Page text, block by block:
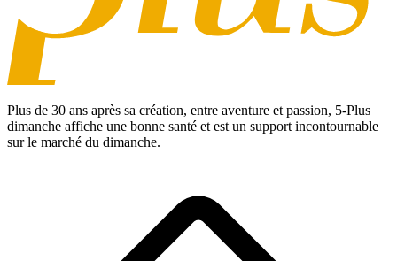
Plus de 30 ans après sa création, entre aventure et passion, 5-Plus
dimanche affiche une bonne santé et est un support incontournable
sur le marché du dimanche.